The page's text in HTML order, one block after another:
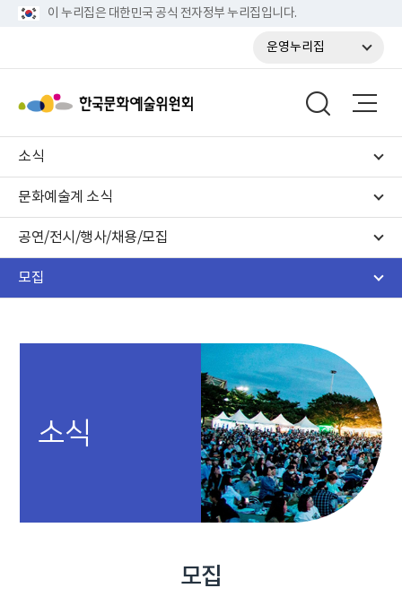
이 누리집은 대한민국 공식 전자정부 누리집입니다.
운영누리집
소식
문화예술계 소식
공연/전시/행사/채용/모집
모집
소식
모집